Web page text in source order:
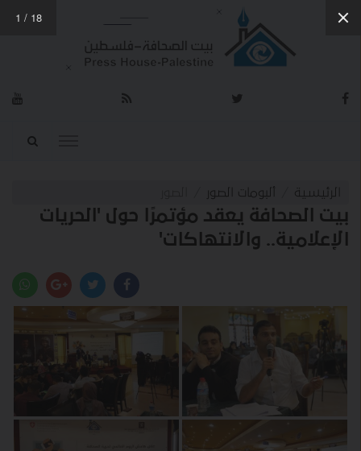
1 / 18
الرئيسية ألبومات الصور
بيت الصحافة يعقد مؤتمرًا حول 'الحريات
الإعلامية.. والانتهاكات'